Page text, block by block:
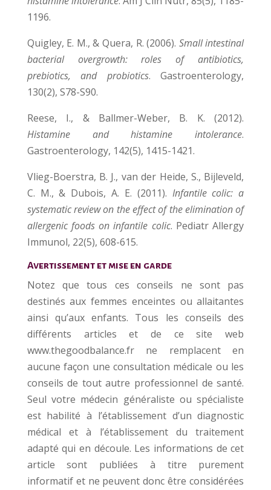
1196.
Quigley, E. M., & Quera, R. (2006). Small intestinal
bacterial overgrowth: roles of antibiotics,
prebiotics, and probiotics. Gastroenterology,
130(2), S78-S90.
Reese, I., & Ballmer-Weber, B. K. (2012).
Histamine and histamine intolerance.
Gastroenterology, 142(5), 1415-1421.
Vlieg-Boerstra, B. J., van der Heide, S., Bijleveld,
C. M., & Dubois, A. E. (2011). Infantile colic: a
systematic review on the effect of the elimination of
allergenic foods on infantile colic. Pediatr Allergy
Immunol, 22(5), 608-615.
Avertissement et mise en garde
Notez que tous ces conseils ne sont pas
destinés aux femmes enceintes ou allaitantes
ainsi qu’aux enfants. Tous les conseils des
différents articles et de ce site web
www.thegoodbalance.fr ne remplacent en
aucune façon une consultation médicale ou les
conseils de tout autre professionnel de santé.
Seul votre médecin généraliste ou spécialiste
est habilité à l’établissement d’un diagnostic
médical et à l’établissement du traitement
adapté qui en découle. Les informations de cet
article sont publiées à titre purement
informatif et ne peuvent donc être considérées